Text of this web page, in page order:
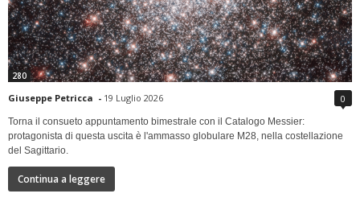
280
Giuseppe Petricca - 19 Luglio 2026 0
Torna il consueto appuntamento bimestrale con il Catalogo Messier:
protagonista di questa uscita è l'ammasso globulare M28, nella costellazione
del Sagittario.
Continua a leggere